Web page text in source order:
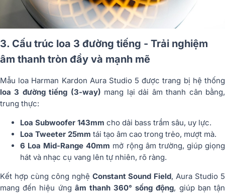
3. Cấu trúc loa 3 đường tiếng - Trải nghiệm
âm thanh tròn đầy và mạnh mẽ
Mẫu loa Harman Kardon Aura Studio 5 được trang bị hệ thống
loa 3 đường tiếng (3-way) mang lại dải âm thanh cân bằng,
trung thực:
Loa Subwoofer 143mm cho dải bass trầm sâu, uy lực.
Loa Tweeter 25mm tái tạo âm cao trong trẻo, mượt mà.
6 Loa Mid-Range 40mm mở rộng âm trường, giúp giọng
hát và nhạc cụ vang lên tự nhiên, rõ ràng.
Kết hợp cùng công nghệ Constant Sound Field, Aura Studio 5
mang đến hiệu ứng âm thanh 360° sống động, giúp bạn tận